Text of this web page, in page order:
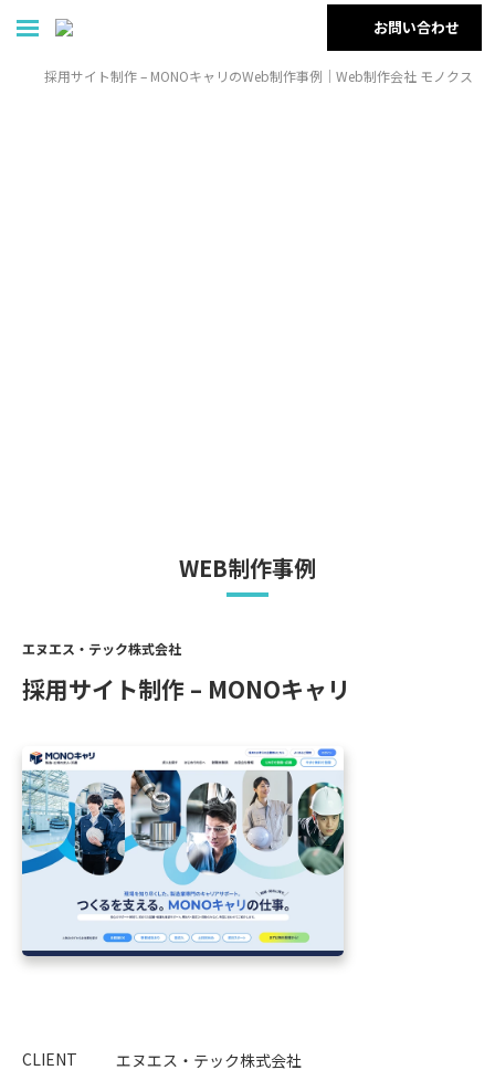
お問い合わせ
採用サイト制作 – MONOキャリのWeb制作事例｜Web制作会社 モノクス
WEB制作事例
エヌエス・テック株式会社
採用サイト制作 – MONOキャリ
CLIENT エヌエス・テック株式会社